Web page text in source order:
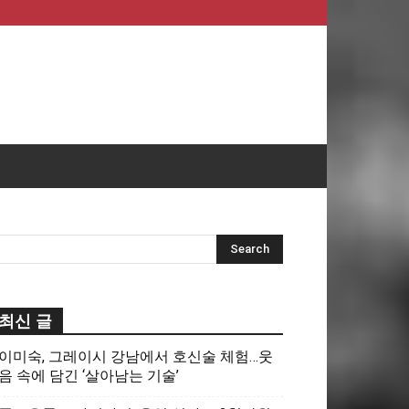
신 글
미숙, 그레이시 강남에서 호신술 체험…웃
속에 담긴 ‘살아남는 기술’